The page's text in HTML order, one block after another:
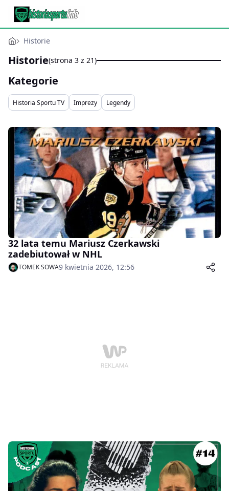
Historie
Historie(strona 3 z 21)
Kategorie
Historia Sportu TV Imprezy Legendy
32 lata temu Mariusz Czerkawski
zadebiutował w NHL
TOMEK SOWA9 kwietnia 2026, 12:56